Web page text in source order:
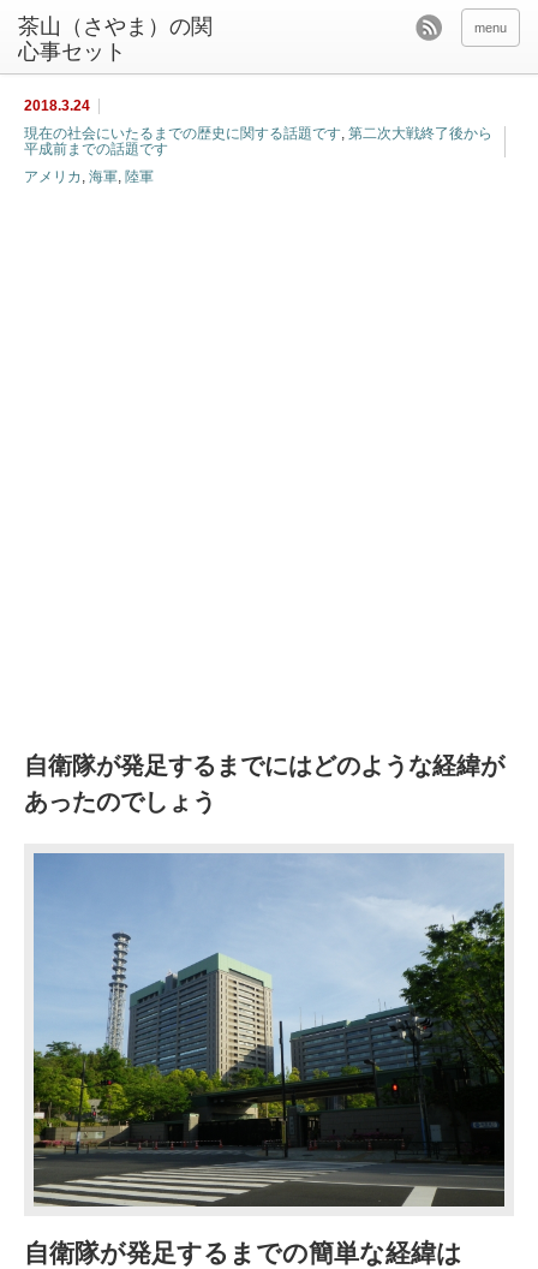
茶山（さやま）の関
心事セット
menu
2018.3.24
現在の社会にいたるまでの歴史に関する話題です, 第二次大戦終了後から
平成前までの話題です
アメリカ , 海軍, 陸軍
自衛隊が発足するまでにはどのような経緯が
あったのでしょう
自衛隊が発足するまでの簡単な経緯は